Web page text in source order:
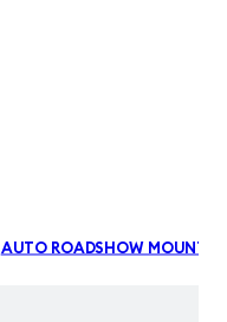
AUTO ROADSHOW